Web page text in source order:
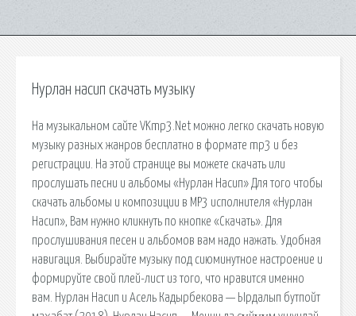
Нурлан насип скачать музыку
На музыкальном сайте VKmp3.Net можно легко скачать новую
музыку разных жанров бесплатно в формате mp3 и без
регистрации. На этой странице вы можете скачать или
прослушать песни и альбомы «Нурлан Насип» Для того чтобы
скачать альбомы и композиции в MP3 исполнителя «Нурлан
Насип», Вам нужно кликнуть по кнопке «Скачать». Для
прослушивания песен и альбомов вам надо нажать. Удобная
навигация. Выбирайте музыку под сиюминутное настроение и
формируйте свой плей-лист из того, что нравится именно
вам. Нурлан Насип и Асель Кадырбекова — Ырдалып бутпойт